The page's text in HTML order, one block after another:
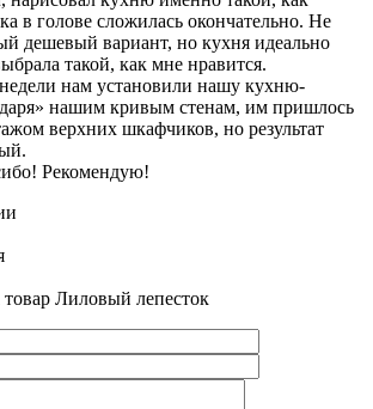
в голове сложилась окончательно. Не
дешевый вариант, но кухня идеально
такой, как мне нравится.
нам установили нашу кухню-
нашим кривым стенам, им пришлось
верхних шкафчиков, но результат
Рекомендую!
Лиловый лепесток